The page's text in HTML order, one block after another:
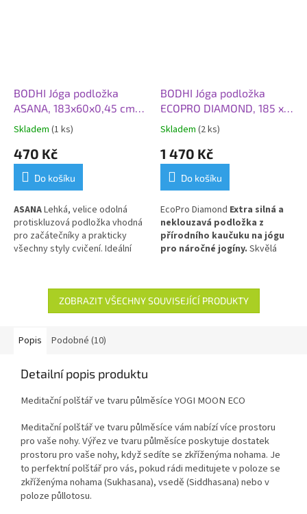
BODHI Jóga podložka
ASANA, 183x60x0,45 cm,
modrá
Skladem (1 ks)
470 Kč
Do košíku
ASANALehká, velice odolná
protiskluzová podložka vhodná
pro začátečníky a prakticky
všechny styly cvičení. Ideální
BODHI Jóga podložka
ECOPRO DIAMOND, 185 x
60 x 0,6 cm, modrá
Skladem (2 ks)
1 470 Kč
Do košíku
EcoPro Diamond Extra silná a
neklouzavá podložka z
přírodního kaučuku na jógu
pro náročné jogíny. Skvělá
ZOBRAZIT VŠECHNY SOUVISEJÍCÍ PRODUKTY
Popis Podobné (10)
Detailní popis produktu
Meditační polštář ve tvaru půlměsíce YOGI MOON ECO
Meditační polštář ve tvaru půlměsíce vám nabízí více prostoru
pro vaše nohy. Výřez ve tvaru půlměsíce poskytuje dostatek
prostoru pro vaše nohy, když sedíte se zkříženýma nohama. Je
to perfektní polštář pro vás, pokud rádi meditujete v poloze se
zkříženýma nohama (Sukhasana), vsedě (Siddhasana) nebo v
poloze půllotosu.